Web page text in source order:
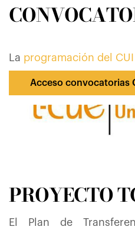
La programación del CUI
Acceso convocatorias
PROYECTO
El Plan de